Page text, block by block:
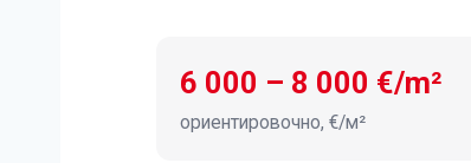
6 000 – 8 000 €/m²
ориентировочно, €/м²